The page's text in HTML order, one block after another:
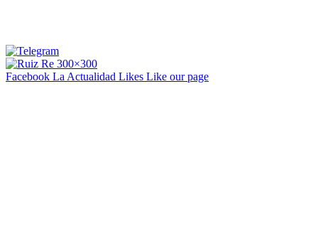
Facebook La Actualidad Likes Like our page